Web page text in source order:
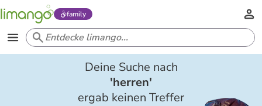
family
Deine Suche nach
'herren'
ergab keinen Treffer